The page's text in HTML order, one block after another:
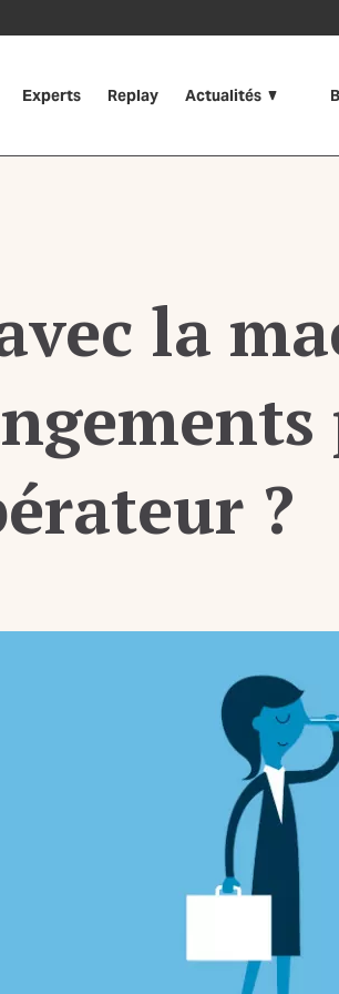
Experts Replay Actualités
la
?